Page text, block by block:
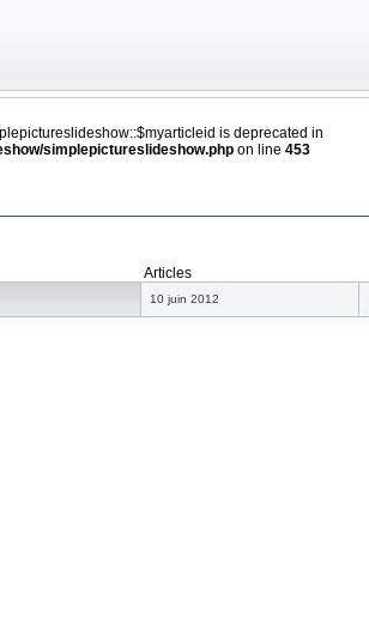
is deprecated in
simplepictureslideshow.phpon line 453
Articles
10 juin 2012